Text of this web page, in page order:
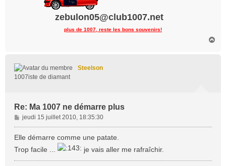
zebulon05@club1007.net
plus de 1007, reste les bons souvenirs!
Steelson
1007iste de diamant
Re: Ma 1007 ne démarre plus
M
e
s
a
g
jeudi 15 juillet 2010, 18:35:30
Elle démarre comme une patate.
Trop facile ...
je vais aller me rafraîchir.